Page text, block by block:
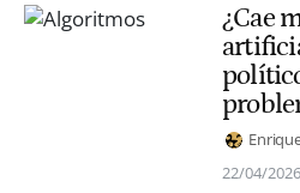
¿Cae
22/04/2026